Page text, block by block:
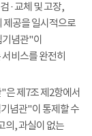
· 교체 및 고장,
제공을 일시적으로
념관"이
비스를 완전히
제7조 제2항에서
념관"이 통제할 수
의, 과실이 없는